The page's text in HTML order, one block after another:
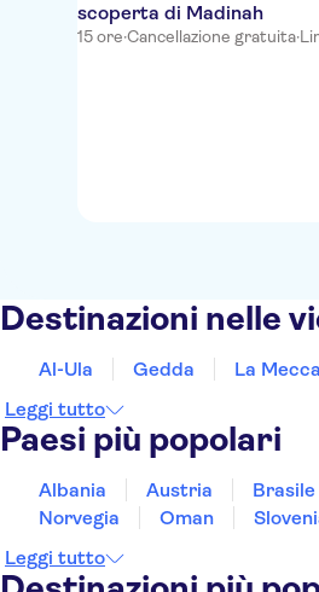
scoperta di Madinah
15 ore·Cancellazione gratuita·
Destinazioni nelle
Al-Ula Gedda La Mecca
Leggi tutto
Paesi più popolari
Albania Austria Brasile
Norvegia
Oman
Leggi tutto